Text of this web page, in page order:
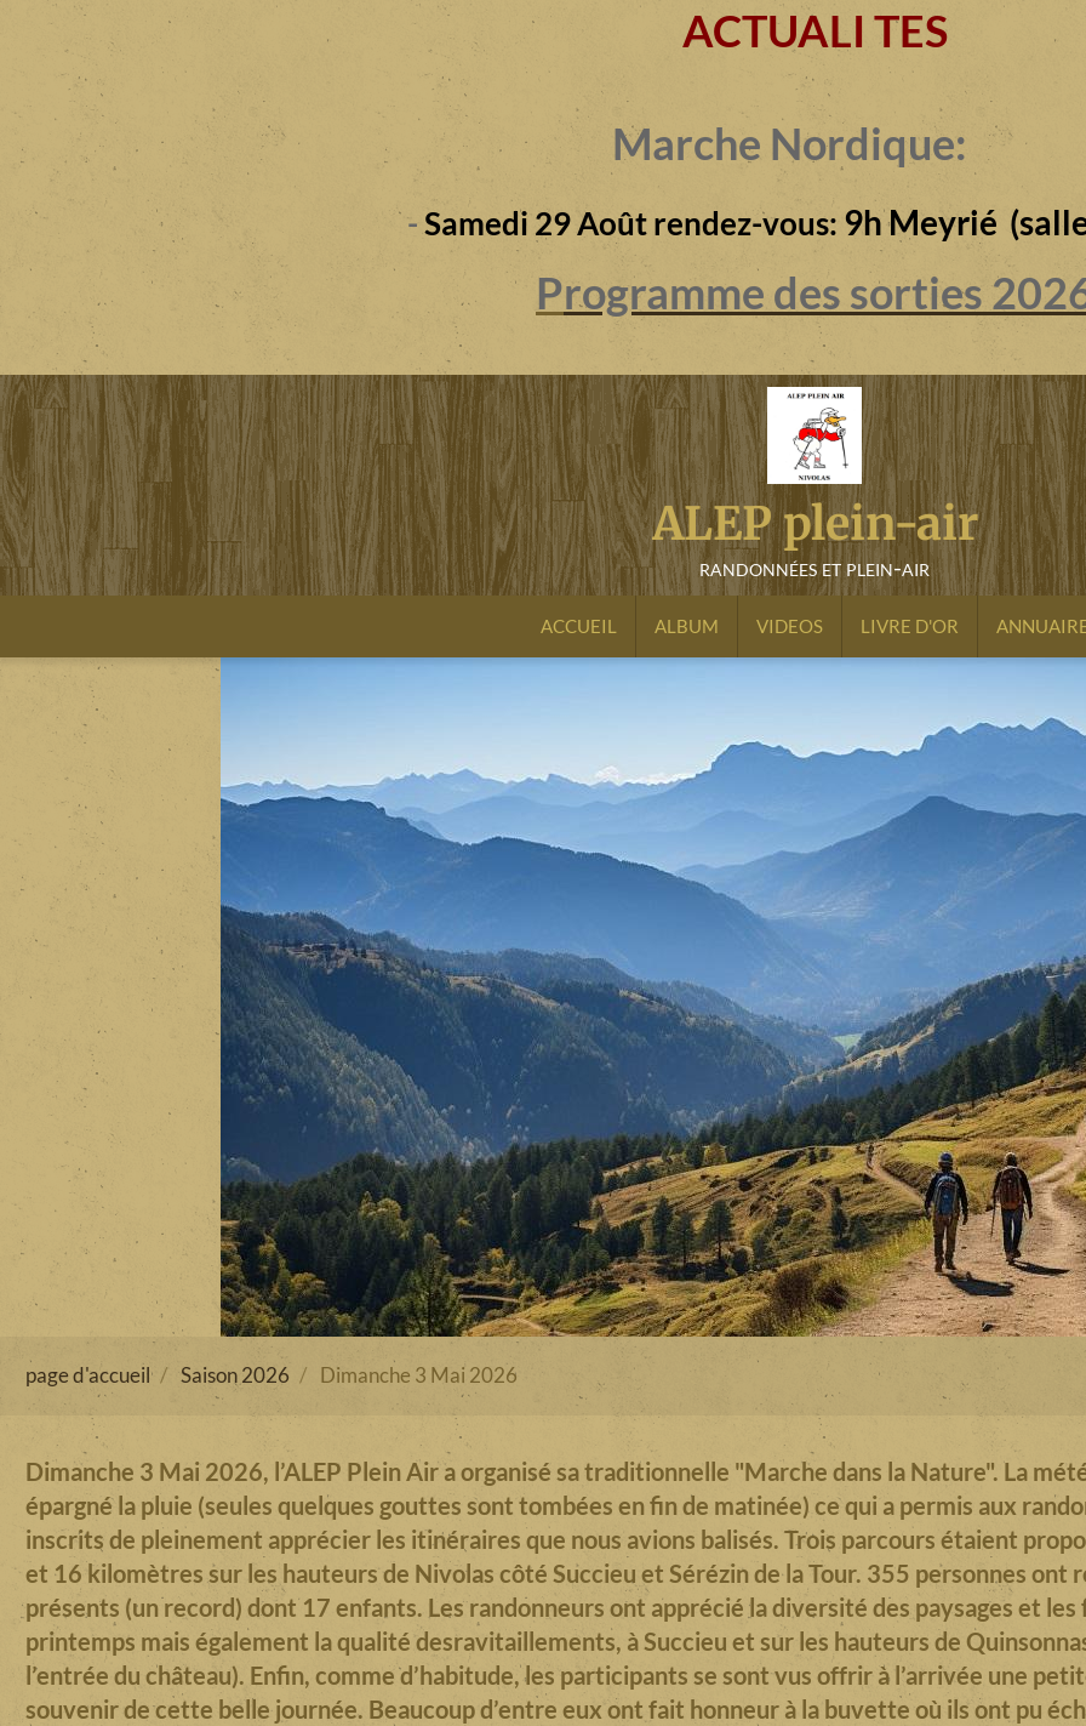
ACTUALI TES
Marche Nordique:
-Samedi 29 Août rendez-vous: 9h Meyrié
Programme des sorties
ALEP plein-air
randonnées et plein-air
ACCUEIL ALBUM VIDEOS LIVRE D'OR
page d'accueil Saison 2026 Dimanche 3 Mai 2026
Dimanche 3 Mai 2026, l’ALEP Plein Air a organisé sa traditionnelle "Marche dans la Nature". La
épargné la pluie (seules quelques gouttes sont tombées en fin de matinée) ce qui a permis aux
inscrits de pleinement apprécier les itinéraires que nous avions balisés. Trois parcours étaient
et 16 kilomètres sur les hauteurs de Nivolas côté Succieu et Sérézin de la Tour. 355 personnes ont
présents (un record) dont 17 enfants. Les randonneurs ont apprécié la diversité des paysages et les
printemps mais également la qualité desravitaillements, à Succieu et sur les hauteurs de
l’entrée du château). Enfin, comme d’habitude, les participants se sont vus offrir à l’arrivée une
souvenir de cette belle journée. Beaucoup d’entre eux ont fait honneur à la buvette où ils ont pu